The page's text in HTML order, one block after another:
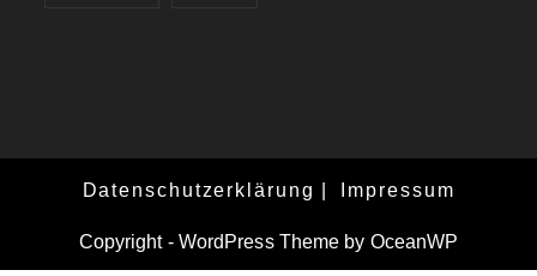
Datenschutzerklärung Impressum
Copyright - WordPress Theme by OceanWP